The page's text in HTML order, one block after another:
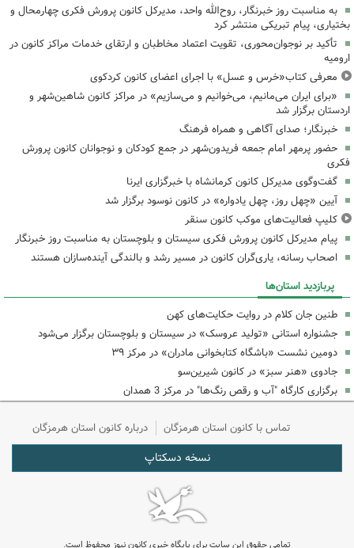
به مناسبت روز خبرنگار، روح‌الله واحد، مدیرکل کانون پرورش فکری چهارمحال و
بختیاری، پیام تبریکی منتشر کرد
تأکید بر نوجوان‌محوری، تقویت اعتماد مخاطبان و ارتقای خدمات مراکز کانون در
ارومیه
معرفی کتاب«خرس و عسل» با اجرای اعضای کانون کردکوی
«برای ایران می‌مانیم، می‌خوانیم و می‌سازیم» در مراکز کانون شاهین‌شهر و
اردستان برگزار شد
خبرنگار؛ صدای آگاهی و همراه فرهنگ
حضور پرمهر امام جمعه فریدون‌شهر در جمع کودکان و نوجوانان کانون پرورش
فکری
گفت‌وگوی مدیرکل کانون کرمانشاه با خبرگزاری ایرنا
آیین «چهل روز، چهل یادواره» در کانون نوسود برگزار شد
کلیپ فعالیت‌های موکب کانون سنقر
پیام مدیرکل کانون پرورش فکری سیستان و بلوچستان به مناسبت روز خبرنگار
اصحاب رسانه، یاری‌گران کانون در مسیر رشد و بالندگی آینده‌سازان هستند
پربازدید استان‌ها
طنین جان کلام در روایت حکایت‌های کهن
جشنواره استانی «تولید عروسک» در سیستان و بلوچستان برگزار می‌شود
دومین نشست «باشگاه کتابخوانی مادران» در مرکز ۳۹
جادوی «هنر سبز» در کانون شیرین‌سو
برگزاری کارگاه "آب و رقص رنگ‌ها" در مرکز 3 همدان
تماس با کانون استان هرمزگان درباره کانون استان هرمزگان
نسخه دسکتاپ